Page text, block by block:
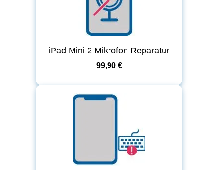
iPad Mini 2 Mikrofon Reparatur
99,90 €